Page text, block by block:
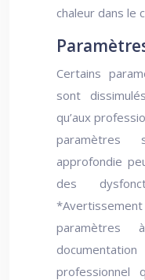
chaleur dans le
Certains
sont
qu’aux
paramètres
approfondie
des
paramètres
professionnel